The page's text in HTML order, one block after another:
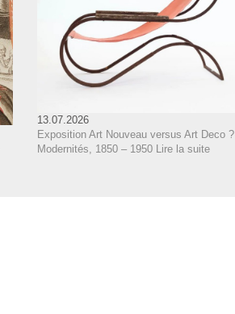
13.07.2026
Exposition Art Nouveau versus Art Deco ?
Modernités, 1850 – 1950 Lire la suite